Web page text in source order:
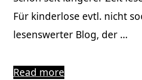
Für kinderlose evtl. nicht
lesenswerter Blog, der …
Read more